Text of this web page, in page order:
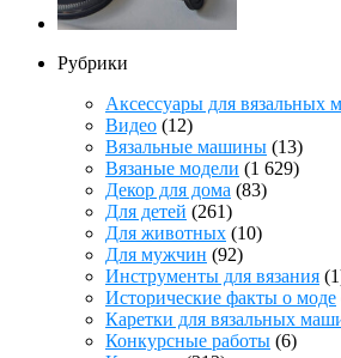
Рубрики
Аксессуары для вязальных
Видео (12)
Вязальные машины (13)
Вязаные модели (1 629)
Декор для дома (83)
Для детей (261)
Для животных (10)
Для мужчин (92)
Инструменты для вязания
Исторические факты о моде
Каретки для вязальных
Конкурсные работы (6)